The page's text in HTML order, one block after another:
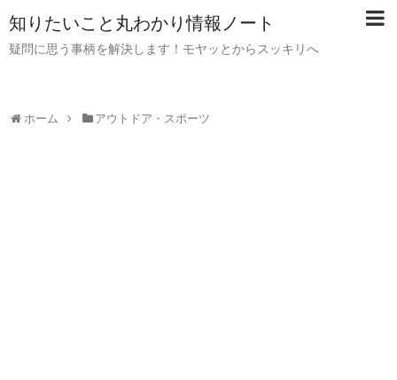
知りたいこと丸わかり情報ノート
疑問に思う事柄を解決します！モヤッとからスッキリへ
ホーム アウトドア・スポーツ